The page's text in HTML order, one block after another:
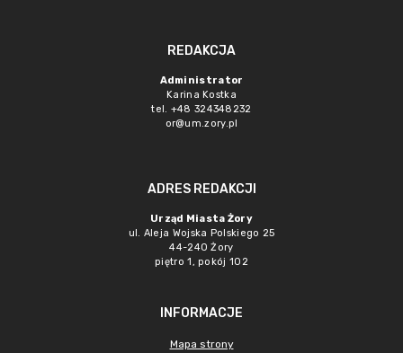
REDAKCJA
Administrator
Karina Kostka
tel. +48 324348232
or@um.zory.pl
ADRES REDAKCJI
Urząd Miasta Żory
ul. Aleja Wojska Polskiego 25
44-240 Żory
piętro 1, pokój 102
INFORMACJE
Mapa strony